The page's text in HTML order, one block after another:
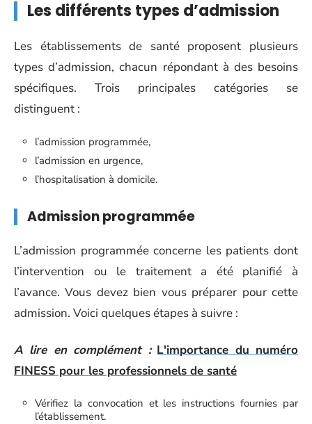
Les différents types d’admission
Les établissements de santé proposent plusieurs
types d’admission, chacun répondant à des besoins
spécifiques. Trois principales catégories se
distinguent :
l’admission programmée,
l’admission en urgence,
l’hospitalisation à domicile.
Admission programmée
L’admission programmée concerne les patients dont
l’intervention ou le traitement a été planifié à
l’avance. Vous devez bien vous préparer pour cette
admission. Voici quelques étapes à suivre :
A lire en complément : L'importance du numéro
FINESS pour les professionnels de santé
Vérifiez la convocation et les instructions fournies par
l’établissement.